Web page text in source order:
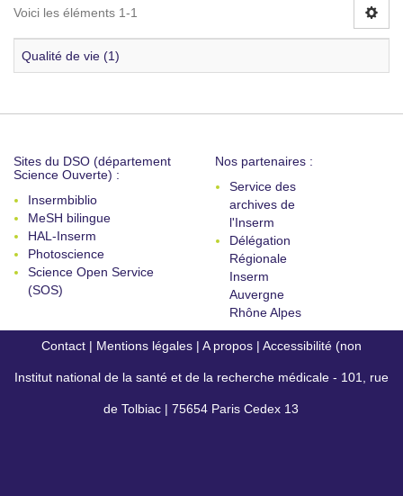
Voici les éléments 1-1
Qualité de vie (1)
Sites du DSO (département
Science Ouverte) :
Insermbiblio
MeSH bilingue
HAL-Inserm
Photoscience
Science Open Service
(SOS)
Nos partenaires :
Service des
archives de
l'Inserm
Délégation
Régionale
Inserm
Auvergne
Rhône Alpes
Contact | Mentions légales | A propos | Accessibilité (non
conforme)
Institut national de la santé et de la recherche médicale - 101, rue
de Tolbiac | 75654 Paris Cedex 13